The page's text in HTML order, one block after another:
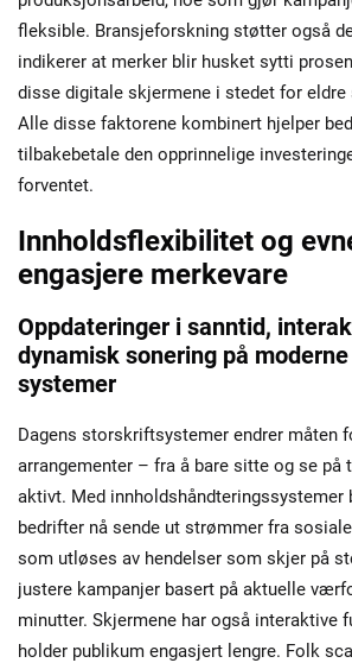
fleksible. Bransjeforskning støtter også
indikerer at merker blir husket sytti
disse digitale skjermene i stedet for eldre
Alle disse faktorene kombinert hjelper
tilbakebetale den opprinnelige
forventet.
Innholdsflexibilitet og
engasjere merkevare
Oppdateringer i sanntid,
dynamisk sonering på
systemer
Dagens storskriftsystemer endrer måten
arrangementer – fra å bare sitte og se på
aktivt. Med innholdshåndteringssystemer
bedrifter nå sende ut strømmer fra
som utløses av hendelser som skjer på
justere kampanjer basert på aktuelle
minutter. Skjermene har også interaktive
holder publikum engasjert lengre. Folk